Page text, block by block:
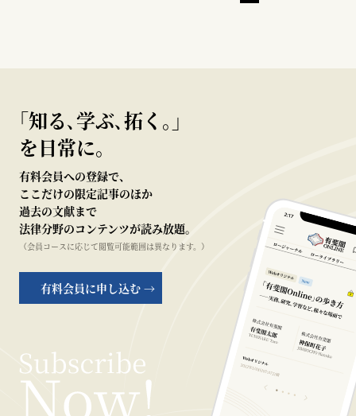
｢知る､学ぶ､拓く｡｣
を日常に。
有料会員への登録で、
ここだけの限定記事のほか
過去の文献まで
法律分野のコンテンツが読み放題。
（会員コースに応じて閲覧可能範囲は異なります。）
有料会員に申し込む →